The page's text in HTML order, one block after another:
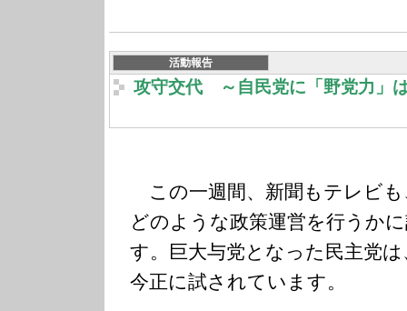
活動報告
攻守交代 ～自民党に「野党力」
この一週間、新聞もテレビも
どのような政策運営を行うか
す。巨大与党となった民主党
今正に試されています。